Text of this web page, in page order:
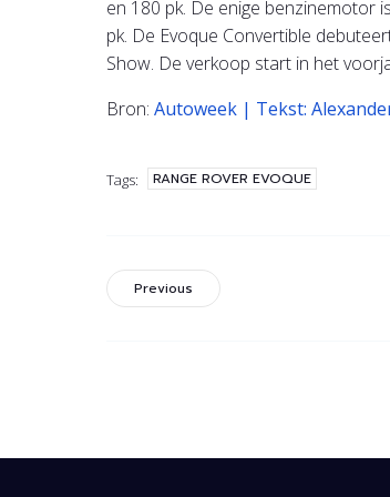
en 180 pk. De enige benzinemotor
pk. De Evoque Convertible
Show. De verkoop start in het
Bron: Autoweek | Tekst:
Tags: RANGE ROVER EVOQUE
Previous